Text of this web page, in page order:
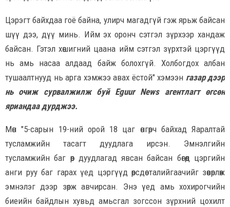
Цэрэгт байхдаа гоё байна, улирч магадгүй гэж ярьж байсан
шүү дээ, дүү минь. Ийм эх оронч сэтгэл зүрхээр хандаж
байсан. Гэтэл хөшигний цаана ийм сэтгэл зүрхтэй цэргүүд
нь амь насаа алдаад байж болохгүй. Холбогдох албан
тушаалтнууд нь арга хэмжээ авах ёстой" хэмээн газар дээр
нь очиж сурвалжилж буй Eguur News агентлагт өгсөн
яриандаа дурджээ.
Мөн "5-сарын 19-ний орой 18 цаг өнгөрч байхад Яаралтай
тусламжийн тасагт дуудлага ирсэн. Эмнэлгийн
тусламжийн баг өөр дуудлагад явсан байсан бөгөөд цэргийн
анги руу баг гарах үед цэргүүд өөрсдөө талийгаачийг зөөвөрлөж
эмнэлэг дээр зөрж авчирсан. Энэ үед амь хохирогчийн
биеийн байдлын хувьд амьсгал зогссон зүрхний цохилт